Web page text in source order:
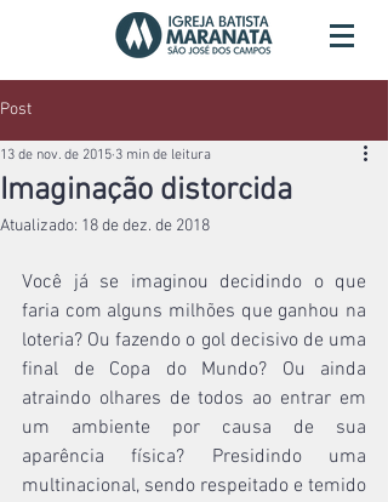
Post
Imaginação distorcida
13 de nov. de 2015 3 min de leitura
Atualizado: 18 de dez. de 2018
Você já se imaginou decidindo o que
faria com alguns milhões que ganhou na
loteria? Ou fazendo o gol decisivo de uma
final de Copa do Mundo? Ou ainda
atraindo olhares de todos ao entrar em
um ambiente por causa de sua
aparência física? Presidindo uma
multinacional, sendo respeitado e temido